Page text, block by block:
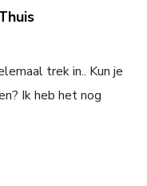
says:
trek in.. Kun je
Ik heb het nog